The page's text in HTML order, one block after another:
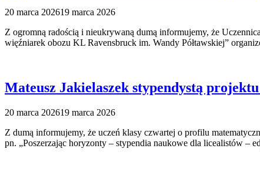
20 marca 202619 marca 2026
Z ogromną radością i nieukrywaną dumą informujemy, że
więźniarek obozu KL Ravensbruck im. Wandy Półtawskiej”
Mateusz Jakielaszek stypendystą
20 marca 202619 marca 2026
Z dumą informujemy, że uczeń klasy czwartej o profilu
pn. „Poszerzając horyzonty – stypendia naukowe dla licealistów